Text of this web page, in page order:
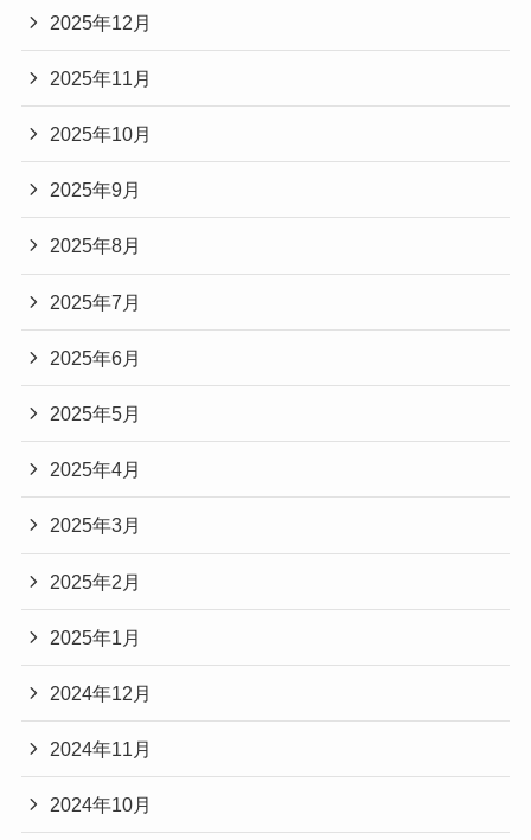
2025年12月
2025年11月
2025年10月
2025年9月
2025年8月
2025年7月
2025年6月
2025年5月
2025年4月
2025年3月
2025年2月
2025年1月
2024年12月
2024年11月
2024年10月